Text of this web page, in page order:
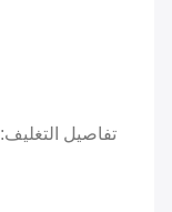
تفاصيل التغليف: